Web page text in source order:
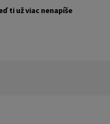
ti už viac nenapíše